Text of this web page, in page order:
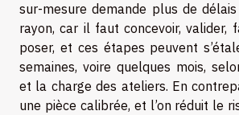
sur-mesure demande plus de
rayon, car il faut concevoir, valider,
poser, et ces étapes peuvent
semaines, voire quelques mois,
et la charge des ateliers. En
une pièce calibrée, et l’on réduit le